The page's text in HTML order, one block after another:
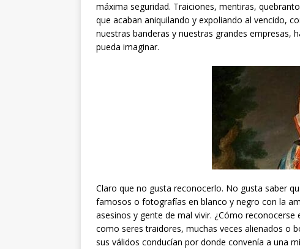
máxima seguridad. Traiciones, mentiras,
que acaban aniquilando y expoliando al vencido,
nuestras banderas y nuestras grandes empresas,
pueda imaginar.
Claro que no gusta reconocerlo. No gusta saber
famosos o fotografías en blanco y negro con la
asesinos y gente de mal vivir. ¿Cómo
como seres traidores, muchas veces alienados o
sus válidos conducían por donde convenía a una